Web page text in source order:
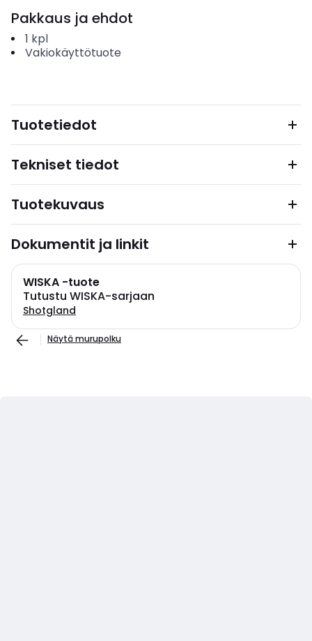
Pakkaus ja ehdot
1 kpl
Vakiokäyttötuote
Tuotetiedot
Tekniset tiedot
Tuotekuvaus
Dokumentit ja linkit
WISKA -tuote
Tutustu WISKA-sarjaan
Shotgland
Näytä murupolku